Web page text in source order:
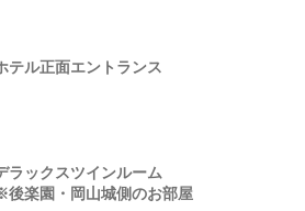
テル正面エントランス
ラックスツインルーム
後楽園・岡山城側のお部屋